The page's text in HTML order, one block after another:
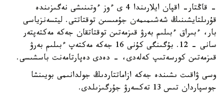
- قاڭتار- اقپان ايلارىندا 4 ى ءوز ءوتىنىشى نەگىزىندە
قۇرىلتايشىنىڭ شەشىمىمەن جۇمىسىن توقتاتتى. ليتسەنزياسى
بار، ءبىراق ءبىلىم بەرۋ قىزمەتىن توقتاتقان جەكە مەكتەپتەر
سانى - 12. بۇگىنگى كۇنى 16 جەكە مەكتەپ ءبىلىم بەرۋ
قىزمەتىن كورسەتىپ كەلەدى، - دەدى دەپارتامەنت باسشىسى.
وسى ۋاقىت ىشىندە جەكە ازاماتتاردىڭ جولدانىمى بويىنشا
جوسپاردان تىس 13 تەكسەرۋ جۇرگىزىلدى.